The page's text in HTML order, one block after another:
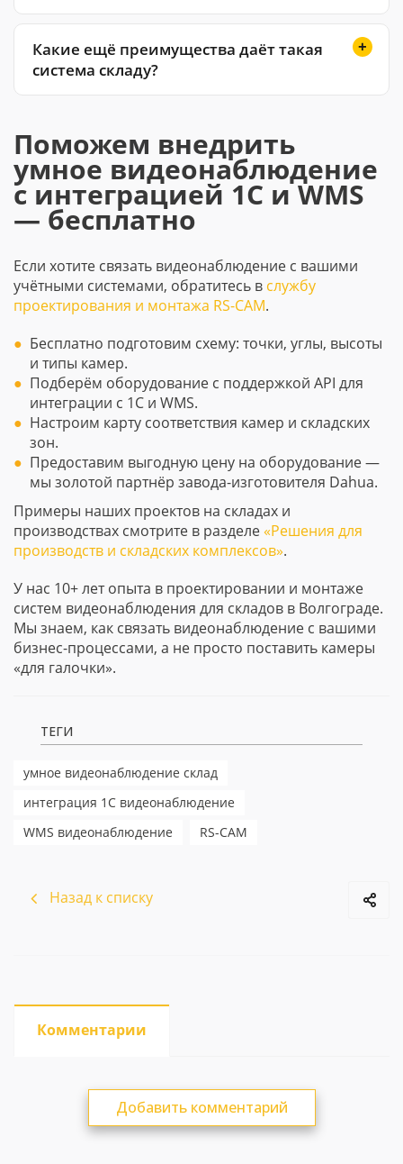
Какие ещё преимущества даёт такая
система складу?
Поможем внедрить
умное видеонаблюдение
с интеграцией 1С и WMS
— бесплатно
Если хотите связать видеонаблюдение с вашими
учётными системами, обратитесь в службу
проектирования и монтажа RS-CAM.
Бесплатно подготовим схему: точки, углы, высоты
и типы камер.
Подберём оборудование с поддержкой API для
интеграции с 1С и WMS.
Настроим карту соответствия камер и складских
зон.
Предоставим выгодную цену на оборудование —
мы золотой партнёр завода-изготовителя Dahua.
Примеры наших проектов на складах и
производствах смотрите в разделе«Решения для
производств и складских комплексов».
У нас 10+ лет опыта в проектировании и монтаже
систем видеонаблюдения для складов в Волгограде.
Мы знаем, как связать видеонаблюдение с вашими
бизнес-процессами, а не просто поставить камеры
«для галочки».
ТЕГИ
умное видеонаблюдение склад
интеграция 1С видеонаблюдение
WMS видеонаблюдение
RS-CAM
Назад к списку
Комментарии
Добавить комментарий